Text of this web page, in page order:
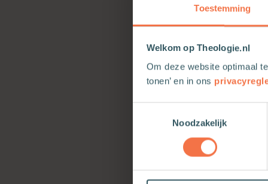
Toestemming
Welkom op Theologie.nl
Om deze website optimaal
tonen’ en in ons
Noodzakelijk